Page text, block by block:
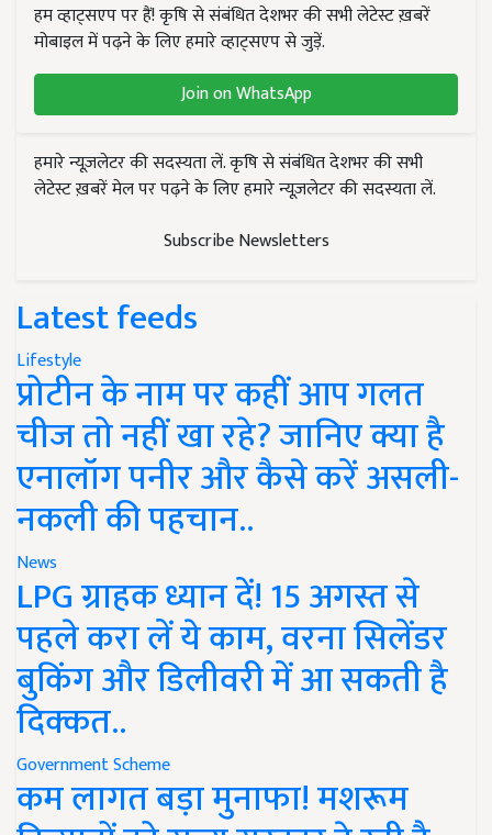
हम व्हाट्सएप पर हैं! कृषि से संबंधित देशभर की सभी लेटेस्ट ख़बरें
मोबाइल में पढ़ने के लिए हमारे व्हाट्सएप से जुड़ें.
Join on WhatsApp
हमारे न्यूज़लेटर की सदस्यता लें. कृषि से संबंधित देशभर की सभी
लेटेस्ट ख़बरें मेल पर पढ़ने के लिए हमारे न्यूज़लेटर की सदस्यता लें.
Subscribe Newsletters
Latest feeds
Lifestyle
प्रोटीन के नाम पर कहीं आप गलत
चीज तो नहीं खा रहे? जानिए क्या है
एनालॉग पनीर और कैसे करें असली-
नकली की पहचान..
News
LPG ग्राहक ध्यान दें! 15 अगस्त से
पहले करा लें ये काम, वरना सिलेंडर
बुकिंग और डिलीवरी में आ सकती है
दिक्कत..
Government Scheme
कम लागत बड़ा मुनाफा! मशरूम